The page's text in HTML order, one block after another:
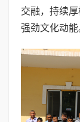
交融，持续
强劲文化动能